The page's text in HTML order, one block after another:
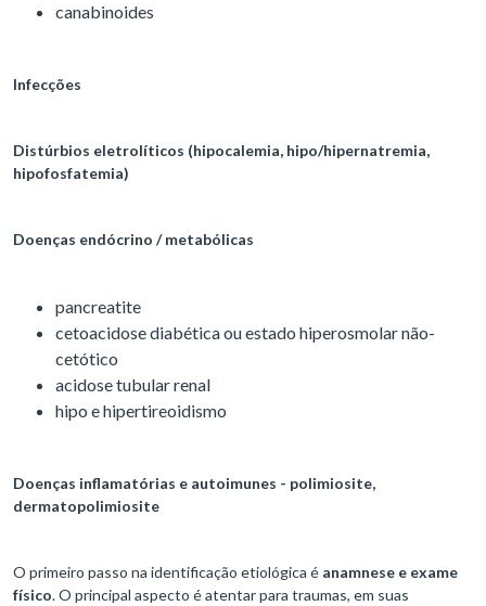
canabinoides
Infecções
Distúrbios eletrolíticos (hipocalemia, hipo/hipernatremia,
hipofosfatemia)
Doenças endócrino / metabólicas
pancreatite
cetoacidose diabética ou estado hiperosmolar não-
cetótico
acidose tubular renal
hipo e hipertireoidismo
Doenças inflamatórias e autoimunes - polimiosite,
dermatopolimiosite
O primeiro passo na identificação etiológica é anamnese e exame
físico. O principal aspecto é atentar para traumas, em suas